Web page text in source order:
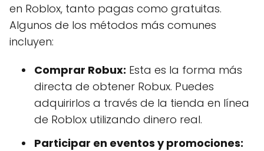
en Roblox, tanto pagas como gratuitas.
Algunos de los métodos más comunes
incluyen:
Comprar Robux: Esta es la forma más
directa de obtener Robux. Puedes
adquirirlos a través de la tienda en línea
de Roblox utilizando dinero real.
Participar en eventos y promociones: